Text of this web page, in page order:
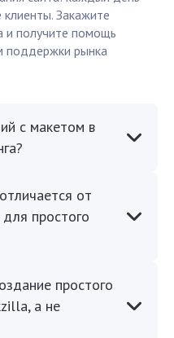
Закажите
и получите помощь
поддержки рынка
с макетом в
от
простого
простого
а не